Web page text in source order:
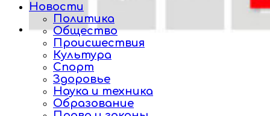
Новости
Политика
Общество
Происшествия
Культура
Спорт
Здоровье
Наука и техника
Образование